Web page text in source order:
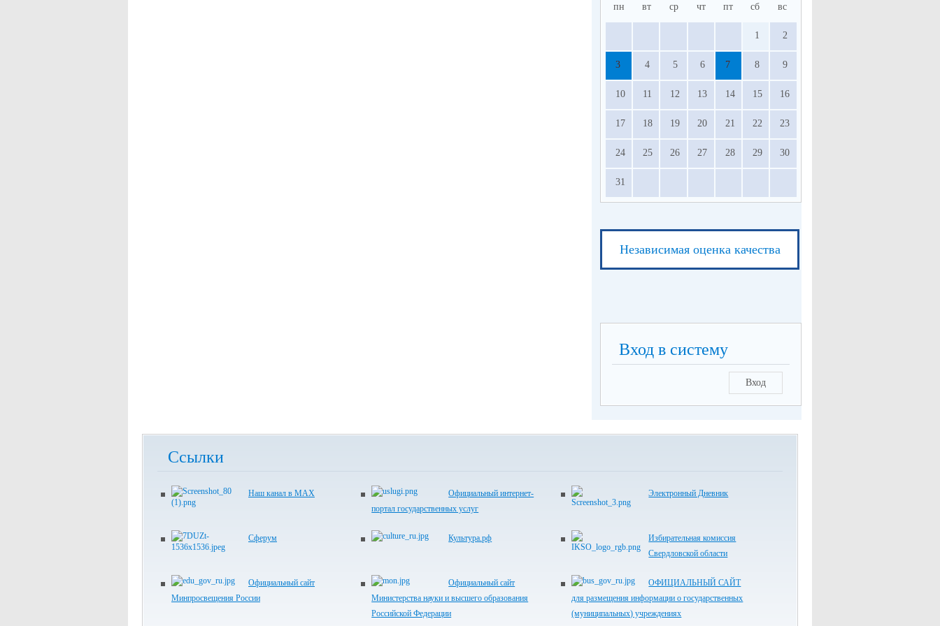
пн вт ср чт пт сб вс
1 2
3 4 5 6 7 8 9
10 11 12 13 14 15 16
17 18 19 20 21 22 23
24 25 26 27 28 29 30
31
Независимая оценка качества
Вход в систему
Вход
Ссылки
Наш канал в МАХ
Официальный интернет-
портал государственных услуг
Электронный Дневник
Сферум Культура.рф
Избирательная комиссия
Свердловской области
Официальный сайт
Минпросвещения России
Официальный сайт
Министерства науки и высшего образования
Российской Федерации
ОФИЦИАЛЬНЫЙ САЙТ
для размещения информации о государственных
(муниципальных) учреждениях